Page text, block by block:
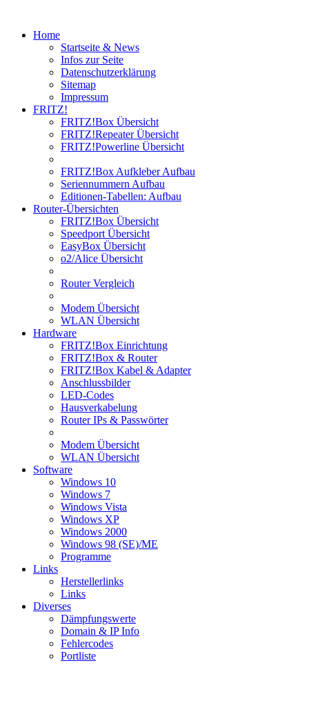
Home
Startseite & News
Infos zur Seite
Datenschutzerklärung
Sitemap
Impressum
FRITZ!
FRITZ!Box Übersicht
FRITZ!Repeater Übersicht
FRITZ!Powerline Übersicht
FRITZ!Box Aufkleber Aufbau
Seriennummern Aufbau
Editionen-Tabellen: Aufbau
Router-Übersichten
FRITZ!Box Übersicht
Speedport Übersicht
EasyBox Übersicht
o2/Alice Übersicht
Router Vergleich
Modem Übersicht
WLAN Übersicht
Hardware
FRITZ!Box Einrichtung
FRITZ!Box & Router
FRITZ!Box Kabel & Adapter
Anschlussbilder
LED-Codes
Hausverkabelung
Router IPs & Passwörter
Modem Übersicht
WLAN Übersicht
Software
Windows 10
Windows 7
Windows Vista
Windows XP
Windows 2000
Windows 98 (SE)/ME
Programme
Links
Herstellerlinks
Links
Diverses
Dämpfungswerte
Domain & IP Info
Fehlercodes
Portliste